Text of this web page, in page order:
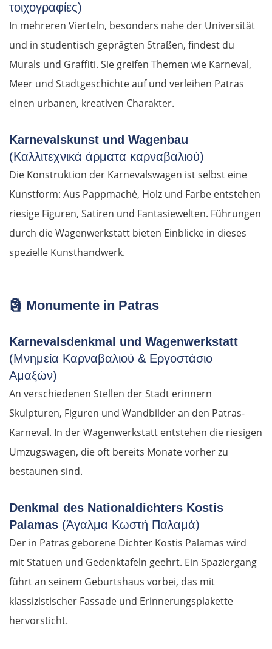
τοιχογραφίες)
In mehreren Vierteln, besonders nahe der Universität
und in studentisch geprägten Straßen, findest du
Murals und Graffiti. Sie greifen Themen wie Karneval,
Meer und Stadtgeschichte auf und verleihen Patras
einen urbanen, kreativen Charakter.
Karnevalskunst und Wagenbau
(Καλλιτεχνικά άρματα καρναβαλιού)
Die Konstruktion der Karnevalswagen ist selbst eine
Kunstform: Aus Pappmaché, Holz und Farbe entstehen
riesige Figuren, Satiren und Fantasiewelten. Führungen
durch die Wagenwerkstatt bieten Einblicke in dieses
spezielle Kunsthandwerk.
🗿 Monumente in Patras
Karnevalsdenkmal und Wagenwerkstatt
(Μνημεία Καρναβαλιού & Εργοστάσιο
Αμαξών)
An verschiedenen Stellen der Stadt erinnern
Skulpturen, Figuren und Wandbilder an den Patras-
Karneval. In der Wagenwerkstatt entstehen die riesigen
Umzugswagen, die oft bereits Monate vorher zu
bestaunen sind.
Denkmal des Nationaldichters Kostis
Palamas (Άγαλμα Κωστή Παλαμά)
Der in Patras geborene Dichter Kostis Palamas wird
mit Statuen und Gedenktafeln geehrt. Ein Spaziergang
führt an seinem Geburtshaus vorbei, das mit
klassizistischer Fassade und Erinnerungsplakette
hervorsticht.